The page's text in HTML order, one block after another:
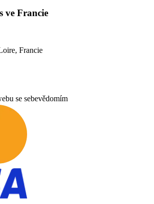
ve Francie
Francie
se sebevědomím